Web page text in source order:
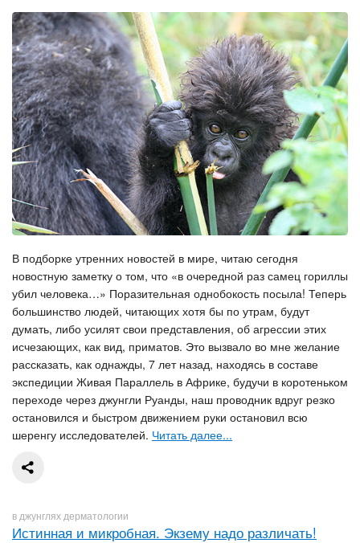
В подборке утренних новостей в мире, читаю сегодня
новостную заметку о том, что «в очередной раз самец гориллы
убил человека…» Поразительная однобокость посыла! Теперь
большинство людей, читающих хотя бы по утрам, будут
думать, либо усилят свои представления, об агрессии этих
исчезающих, как вид, приматов. Это вызвало во мне желание
рассказать, как однажды, 7 лет назад, находясь в составе
экспедиции Живая Параллель в Африке, будучи в коротеньком
переходе через джунгли Руанды, наш проводник вдруг резко
остановился и быстром движением руки остановил всю
шеренгу исследователей. Читать далее...
в джунглях дерматологии
Истинная и микробная. Экзему надо различать!